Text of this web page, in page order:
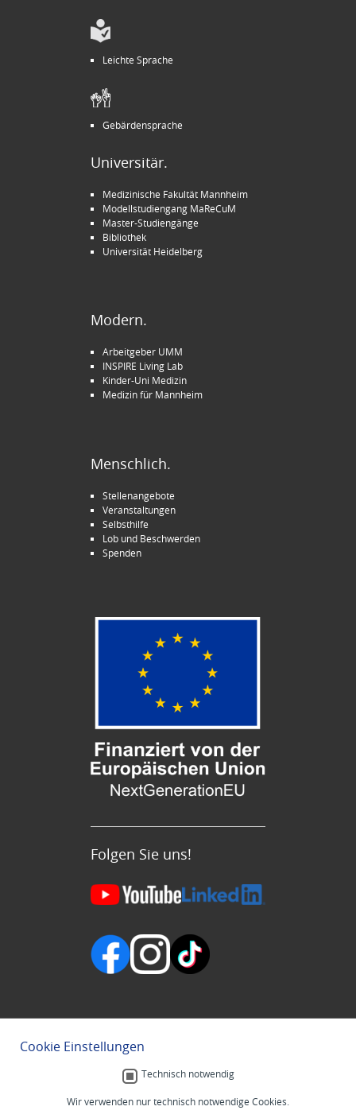
Leichte Sprache
Gebärdensprache
Universitär.
Medizinische Fakultät Mannheim
Modellstudiengang MaReCuM
Master-Studiengänge
Bibliothek
Universität Heidelberg
Modern.
Arbeitgeber UMM
INSPIRE Living Lab
Kinder-Uni Medizin
Medizin für Mannheim
Menschlich.
Stellenangebote
Veranstaltungen
Selbsthilfe
Lob und Beschwerden
Spenden
Folgen Sie uns!
Cookie Einstellungen
Technisch notwendig
Wir verwenden nur technisch notwendige Cookies.